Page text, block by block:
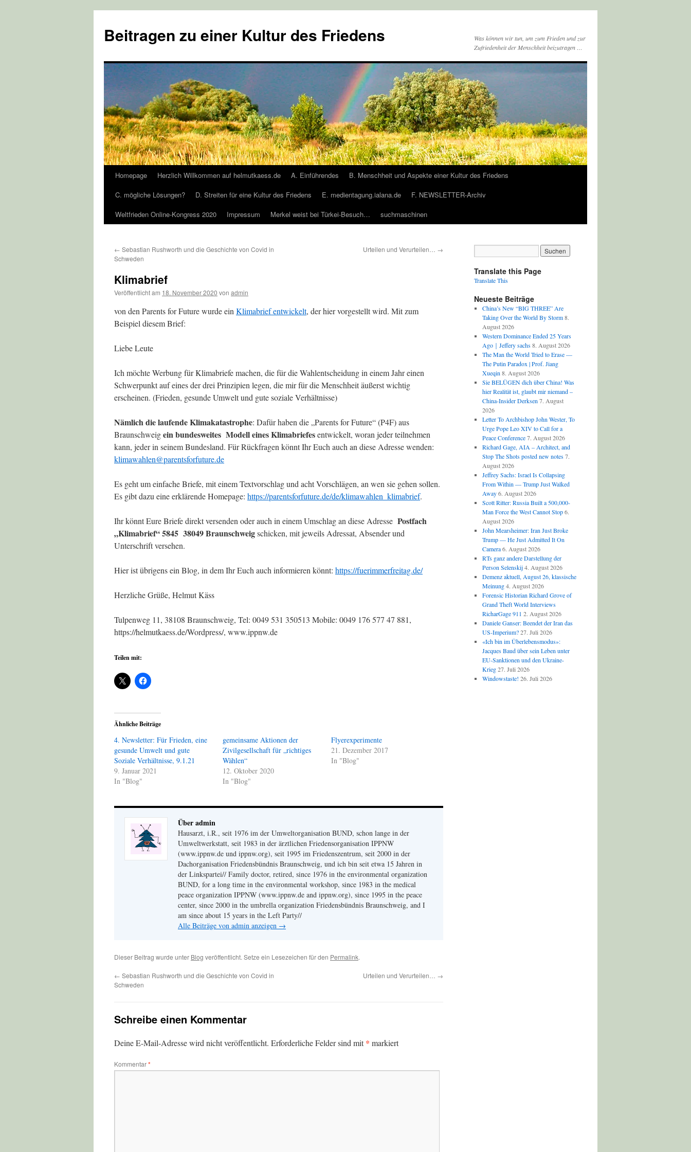
springen
Beitragen zu einer Kultur des Friedens
Was können wir tun, um zum Frieden und zur
Zufriedenheit der Menschheit beizutragen …
Homepage Herzlich Willkommen auf helmutkaess.de A. Einführendes
B. Menschheit und Aspekte einer Kultur des Friedens
C. mögliche Lösungen?
D. Streiten für eine Kultur des Friedens E. medientagung.ialana.de
F. NEWSLETTER-Archiv
Weltfrieden Online-Kongress 2020
Impressum Merkel weist bei Türkei-Besuch… suchmaschinen
← Sebastian Rushworth und die Geschichte von Covid in
Schweden
Urteilen und Verurteilen… →
Klimabrief
Veröffentlicht am 18. November 2020 von admin
von den Parents for Future wurde ein Klimabrief entwickelt, der hier vorgestellt wird. Mit zum
Beispiel diesem Brief:
Liebe Leute
Ich möchte Werbung für Klimabriefe machen, die für die Wahlentscheidung in einem Jahr einen
Schwerpunkt auf eines der drei Prinzipien legen, die mir für die Menschheit äußerst wichtig
erscheinen. (Frieden, gesunde Umwelt und gute soziale Verhältnisse)
Nämlich die laufende Klimakatastrophe: Dafür haben die „Parents for Future“ (P4F) aus
Braunschweigein bundesweites Modell eines Klimabriefesentwickelt, woran jeder teilnehmen
kann, jeder in seinem Bundesland. Für Rückfragen könnt Ihr Euch auch an diese Adresse wenden:
klimawahlen@parentsforfuture.de
Es geht um einfache Briefe, mit einem Textvorschlag und acht Vorschlägen, an wen sie gehen sollen.
Es gibt dazu eine erklärende Homepage: https://parentsforfuture.de/de/klimawahlen_klimabrief.
Ihr könnt Eure Briefe direkt versenden oder auch in einem Umschlag an diese Adresse Postfach
„Klimabrief“ 5845 38049 Braunschweigschicken, mit jeweils Adressat, Absender und
Unterschrift versehen.
Hier ist übrigens ein Blog, in dem Ihr Euch auch informieren könnt: https://fuerimmerfreitag.de/
Herzliche Grüße, Helmut Käss
Tulpenweg 11, 38108 Braunschweig, Tel: 0049 531 350513 Mobile: 0049 176 577 47 881,
https://helmutkaess.de/Wordpress/, www.ippnw.de
Teilen mit:
Ähnliche Beiträge
4. Newsletter: Für Frieden, eine
gesunde Umwelt und gute
Soziale Verhältnisse, 9.1.21
9. Januar 2021
In "Blog"
gemeinsame Aktionen der
Zivilgesellschaft für „richtiges
Wählen“
12. Oktober 2020
In "Blog"
Flyerexperimente
21. Dezember 2017
In "Blog"
Über admin
Hausarzt, i.R., seit 1976 im der Umweltorganisation BUND, schon lange in der
Umweltwerkstatt, seit 1983 in der ärztlichen Friedensorganisation IPPNW
(www.ippnw.de und ippnw.org), seit 1995 im Friedenszentrum, seit 2000 in der
Dachorganisation Friedensbündnis Braunschweig, und ich bin seit etwa 15 Jahren in
der Linkspartei// Family doctor, retired, since 1976 in the environmental organization
BUND, for a long time in the environmental workshop, since 1983 in the medical
peace organization IPPNW (www.ippnw.de and ippnw.org), since 1995 in the peace
center, since 2000 in the umbrella organization Friedensbündnis Braunschweig, and I
am since about 15 years in the Left Party//
Alle Beiträge von admin anzeigen →
Dieser Beitrag wurde unter Blog veröffentlicht. Setze ein Lesezeichen für den Permalink.
← Sebastian Rushworth und die Geschichte von Covid in
Schweden
Urteilen und Verurteilen… →
Schreibe einen Kommentar
Deine E-Mail-Adresse wird nicht veröffentlicht. Erforderliche Felder sind mit* markiert
Kommentar*
Translate this Page
Translate This
Neueste Beiträge
China’s New “BIG THREE” Are
Taking Over the World By Storm 8.
August 2026
Western Dominance Ended 25 Years
Ago｜Jeffery sachs 8. August 2026
The Man the World Tried to Erase —
The Putin Paradox | Prof. Jiang
Xueqin 8. August 2026
Sie BELÜGEN dich über China! Was
hier Realität ist, glaubt mir niemand –
China-Insider Derksen 7. August
2026
Letter To Archbishop John Wester, To
Urge Pope Leo XIV to Call for a
Peace Conference 7. August 2026
Richard Gage, AIA – Architect, and
Stop The Shots posted new notes 7.
August 2026
Jeffrey Sachs: Israel Is Collapsing
From Within — Trump Just Walked
Away 6. August 2026
Scott Ritter: Russia Built a 500,000-
Man Force the West Cannot Stop 6.
August 2026
John Mearsheimer: Iran Just Broke
Trump — He Just Admitted It On
Camera 6. August 2026
RTs ganz andere Darstellung der
Person Selenskij 4. August 2026
Demenz aktuell, August 26, klassische
Meinung 4. August 2026
Forensic Historian Richard Grove of
Grand Theft World Interviews
RicharGage 911 2. August 2026
Daniele Ganser: Beendet der Iran das
US-Imperium? 27. Juli 2026
«Ich bin im Überlebensmodus»:
Jacques Baud über sein Leben unter
EU-Sanktionen und den Ukraine-
Krieg 27. Juli 2026
Windowstaste! 26. Juli 2026